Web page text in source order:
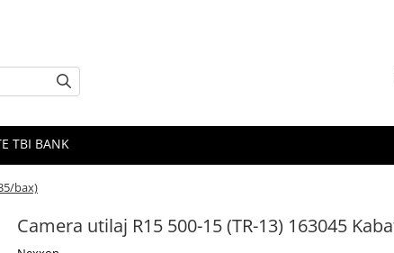
TBI BANK
bax)
Camera utilaj R15 500-15 (TR-13) 163045